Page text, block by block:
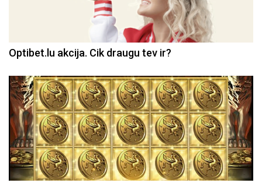
Optibet.lu akcija. Cik draugu tev ir?